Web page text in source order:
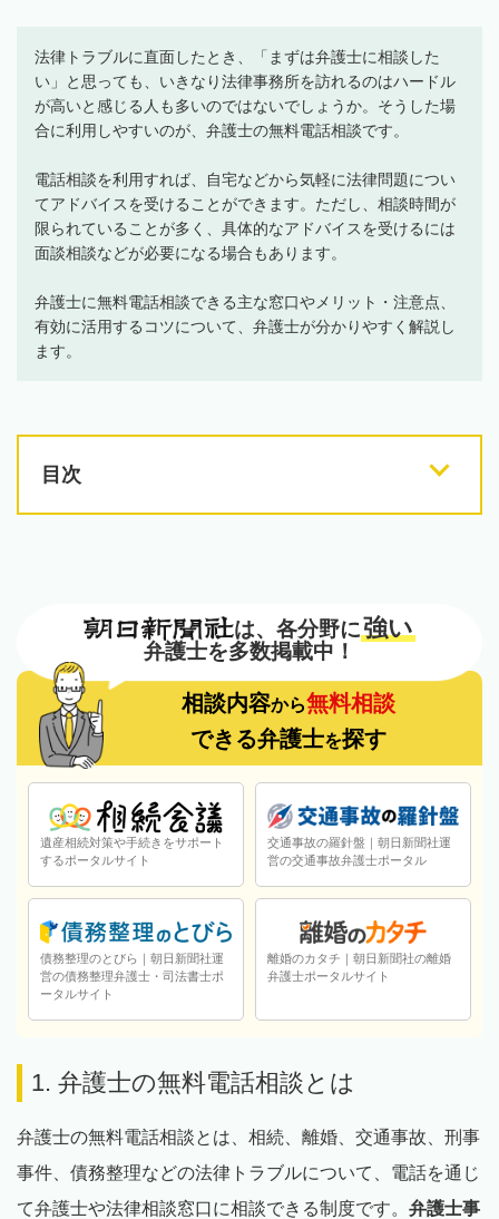
法律トラブルに直面したとき、「まずは弁護士に相談した
い」と思っても、いきなり法律事務所を訪れるのはハードル
が高いと感じる人も多いのではないでしょうか。そうした場
合に利用しやすいのが、弁護士の無料電話相談です。
電話相談を利用すれば、自宅などから気軽に法律問題につい
てアドバイスを受けることができます。ただし、相談時間が
限られていることが多く、具体的なアドバイスを受けるには
面談相談などが必要になる場合もあります。
弁護士に無料電話相談できる主な窓口やメリット・注意点、
有効に活用するコツについて、弁護士が分かりやすく解説し
ます。
目次
は、各分野に強い
弁護士を多数掲載中！
相談内容から無料相談
できる弁護士を探す
遺産相続対策や手続きをサポート
するポータルサイト
交通事故の羅針盤｜朝日新聞社運
営の交通事故弁護士ポータル
債務整理のとびら｜朝日新聞社運
営の債務整理弁護士・司法書士ポ
ータルサイト
離婚のカタチ｜朝日新聞社の離婚
弁護士ポータルサイト
1. 弁護士の無料電話相談とは
弁護士の無料電話相談とは、相続、離婚、交通事故、刑事
事件、債務整理などの法律トラブルについて、電話を通じ
て弁護士や法律相談窓口に相談できる制度です。 弁護士事